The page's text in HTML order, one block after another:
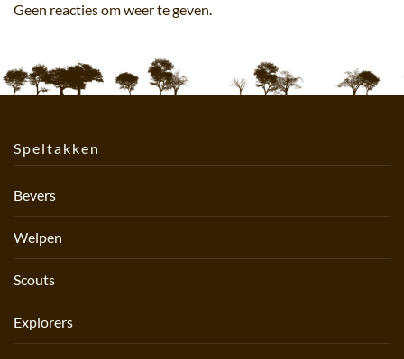
Geen reacties om weer te geven.
Speltakken
Bevers
Welpen
Scouts
Explorers